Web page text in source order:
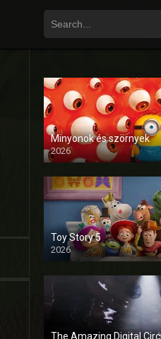
Minyonok és szörnyek
2026
Toy Story 5
2026